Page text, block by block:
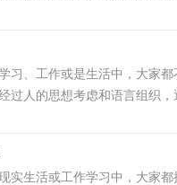
如何写一篇优秀的作文呢？以
习、工作或是生活中，大家
过人的思想考虑和语言组织，
法。一篇什么样的作文才能称...
实生活或工作学习中，大家都